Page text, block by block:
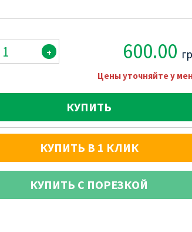
+ 600.00
Цены уточняйте у
КУПИТЬ
КУПИТЬ В 1 КЛИК
КУПИТЬ С ПОРЕЗКОЙ